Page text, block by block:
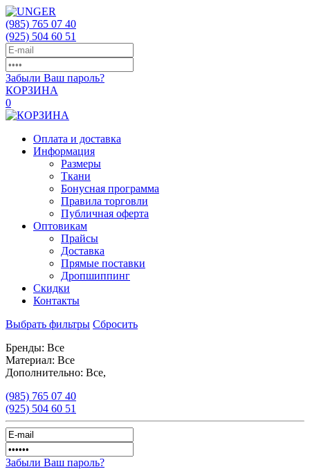
(985) 765 07 40
(925) 504 60 51
Забыли Ваш пароль?
КОРЗИНА
0
Оплата и доставка
Информация
Размеры
Ткани
Бонусная программа
Правила торговли
Публичная оферта
Оптовикам
Прайсы
Доставка
Прямые поставки
Дропшиппинг
Скидки
Контакты
Выбрать фильтры Сбросить
Бренды: Все
Материал: Все
Дополнительно: Все,
(985) 765 07 40
(925) 504 60 51
Забыли Ваш пароль?